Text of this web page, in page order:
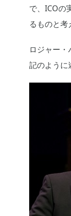
で、ICOの
るものと考
ロジャー
記のように